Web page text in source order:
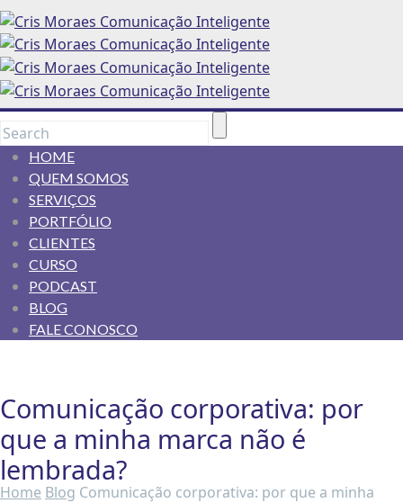
HOME
QUEM SOMOS
SERVIÇOS
PORTFÓLIO
CLIENTES
CURSO
PODCAST
BLOG
FALE CONOSCO
Comunicação corporativa: por
que a minha marca não é
lembrada?
Home Blog Comunicação corporativa: por que a minha